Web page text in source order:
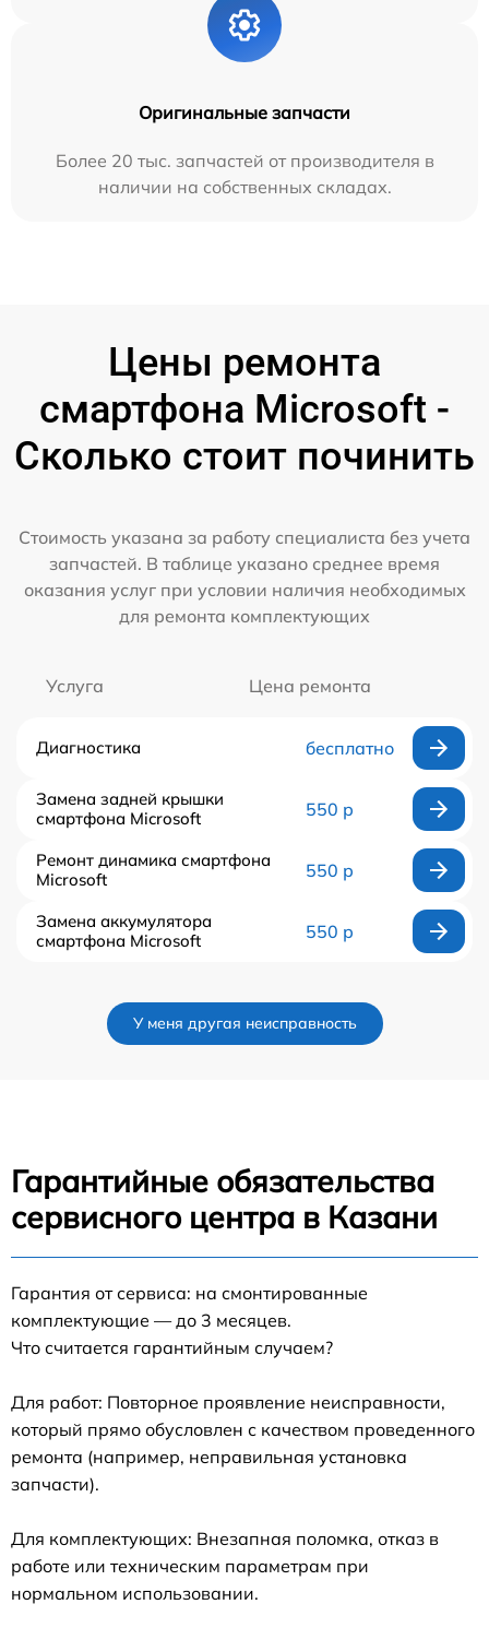
Оригинальные запчасти
Более 20 тыс. запчастей от производителя в
наличии на собственных складах.
Цены ремонта
смартфона Microsoft -
Сколько стоит починить
Стоимость указана за работу специалиста без учета
запчастей. В таблице указано среднее время
оказания услуг при условии наличия необходимых
для ремонта комплектующих
Услуга Цена ремонта
Диагностика бесплатно
Замена задней крышки
смартфона Microsoft
550 р
Ремонт динамика смартфона
Microsoft
550 р
Замена аккумулятора
смартфона Microsoft
550 р
У меня другая неисправность
Гарантийные обязательства
сервисного центра в Казани
Гарантия от сервиса: на смонтированные
комплектующие — до 3 месяцев.
Что считается гарантийным случаем?
Для работ: Повторное проявление неисправности,
который прямо обусловлен с качеством проведенного
ремонта (например, неправильная установка
запчасти).
Для комплектующих: Внезапная поломка, отказ в
работе или техническим параметрам при
нормальном использовании.